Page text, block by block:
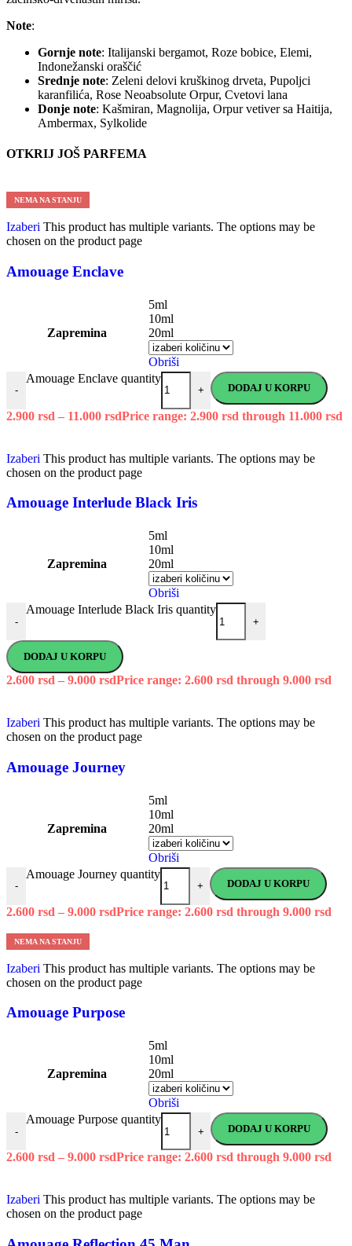
Note:
Gornje note: Italijanski bergamot, Roze bobice, Elemi,
Indonežanski oraščić
Srednje note: Zeleni delovi kruškinog drveta, Pupoljci
karanfilića, Rose Neoabsolute Orpur, Cvetovi lana
Donje note: Kašmiran, Magnolija, Orpur vetiver sa Haitija,
Ambermax, Sylkolide
OTKRIJ JOŠ PARFEMA
NEMA NA STANJU
Izaberi This product has multiple variants. The options may be
chosen on the product page
Amouage Enclave
Zapremina
5ml
10ml
20ml
Obriši
-
Amouage Enclave quantity
+ DODAJ U KORPU
2.900 rsd – 11.000 rsdPrice range: 2.900 rsd through 11.000 rsd
Izaberi This product has multiple variants. The options may be
chosen on the product page
Amouage Interlude Black Iris
Zapremina
5ml
10ml
20ml
Obriši
-
Amouage Interlude Black Iris quantity
+
DODAJ U KORPU
2.600 rsd – 9.000 rsdPrice range: 2.600 rsd through 9.000 rsd
Izaberi This product has multiple variants. The options may be
chosen on the product page
Amouage Journey
Zapremina
5ml
10ml
20ml
Obriši
-
Amouage Journey quantity
+ DODAJ U KORPU
2.600 rsd – 9.000 rsdPrice range: 2.600 rsd through 9.000 rsd
NEMA NA STANJU
Izaberi This product has multiple variants. The options may be
chosen on the product page
Amouage Purpose
Zapremina
5ml
10ml
20ml
Obriši
-
Amouage Purpose quantity
+ DODAJ U KORPU
2.600 rsd – 9.000 rsdPrice range: 2.600 rsd through 9.000 rsd
Izaberi This product has multiple variants. The options may be
chosen on the product page